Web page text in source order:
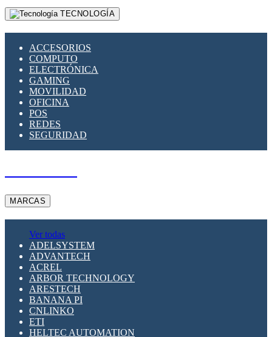
FOTOVOLTÁICOS
MONTAJE PANEL SOLAR
SUPRESOR DE TRANSIENTES SPDS PARA
APLICACIONES FOTOVOLTAICAS
TECNOLOGÍA
ACCESORIOS
COMPUTO
ELECTRÓNICA
GAMING
MOVILIDAD
OFICINA
POS
REDES
SEGURIDAD
MARCAS
Ver todas
ADELSYSTEM
ADVANTECH
ACREL
ARBOR TECHNOLOGY
ARESTECH
BANANA PI
CNLINKO
ETI
HELTEC AUTOMATION